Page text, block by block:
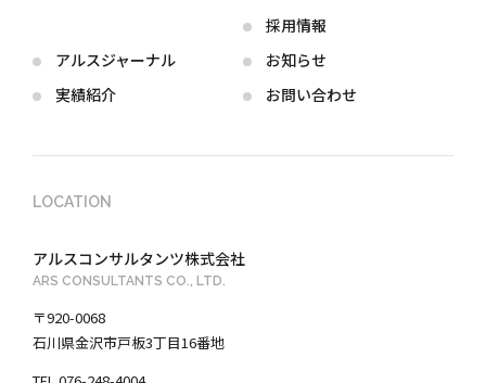
アルスジャーナル
実績紹介
採用情報
お知らせ
お問い合わせ
LOCATION
アルスコンサルタンツ株式会社
ARS CONSULTANTS CO., LTD.
〒920-0068
石川県金沢市戸板3丁目16番地